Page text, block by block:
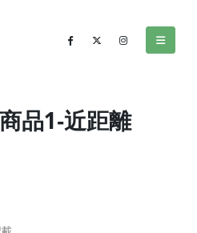
品1‐近距離